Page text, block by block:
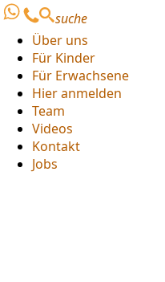
suche
Über uns
Für Kinder
Für Erwachsene
Hier anmelden
Team
Videos
Kontakt
Jobs